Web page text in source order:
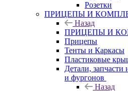
Розетки
ПРИЦЕПЫ И
Назад
ПРИЦЕПЫ И
Прицепы
Тенты и Каркасы
Пластиковые
Детали, запчасти
и фургонов
Назад